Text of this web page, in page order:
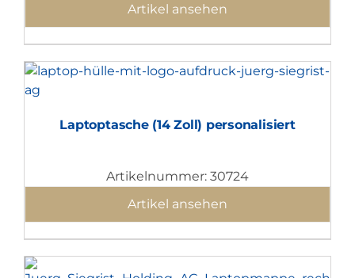
Artikel ansehen
Laptoptasche (14 Zoll) personalisiert
Artikelnummer: 30724
Artikel ansehen